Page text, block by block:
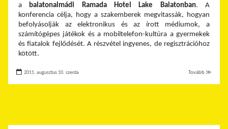
a balatonalmádi Ramada Hotel Lake Balatonban. A
konferencia célja, hogy a szakemberek megvitassák, hogyan
befolyásolják az elektronikus és az írott médiumok, a
számítógépes játékok és a mobiltelefon-kultúra a gyermekek
és fiatalok fejlődését. A részvétel ingyenes, de regisztrációhoz
kötött.
2011. augusztus 10. szerda Tovább ≫